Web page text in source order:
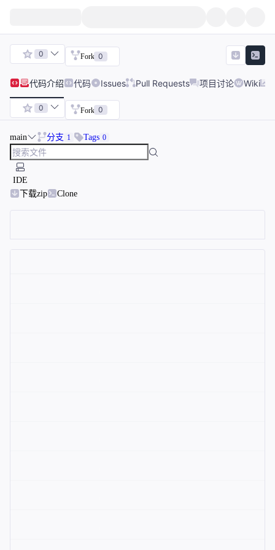
0 Fork 0
代码介绍 代码 Issues Pull Requests 项目讨论 Wiki
0 Fork 0
main 分支 1 Tags 0
IDE
下载zip
Clone